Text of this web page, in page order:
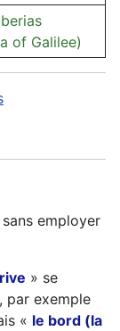
of Galilee)
employer
» se
par exemple
« le bord (la